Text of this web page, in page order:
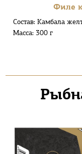
Филе
Состав: Камбала
Масса: 300 г